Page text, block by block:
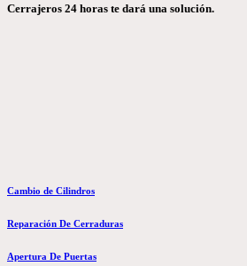
Cerrajeros 24 horas te dará una solución.
Cambio de Cilindros
Reparación De Cerraduras
Apertura De Puertas